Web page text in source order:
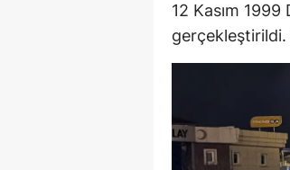
12 Kasım
gerçekleştirildi.